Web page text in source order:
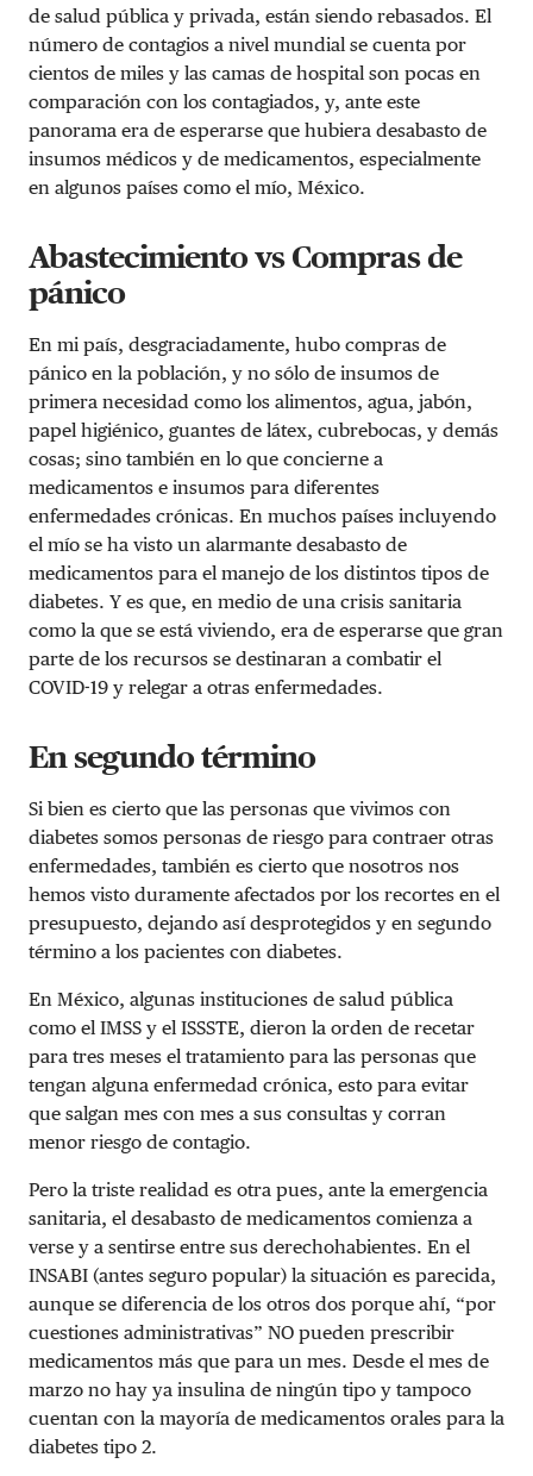
de salud pública y privada, están siendo rebasados. El
número de contagios a nivel mundial se cuenta por
cientos de miles y las camas de hospital son pocas en
comparación con los contagiados, y, ante este
panorama era de esperarse que hubiera desabasto de
insumos médicos y de medicamentos, especialmente
en algunos países como el mío, México.
Abastecimiento vs Compras de
pánico
En mi país, desgraciadamente, hubo compras de
pánico en la población, y no sólo de insumos de
primera necesidad como los alimentos, agua, jabón,
papel higiénico, guantes de látex, cubrebocas, y demás
cosas; sino también en lo que concierne a
medicamentos e insumos para diferentes
enfermedades crónicas. En muchos países incluyendo
el mío se ha visto un alarmante desabasto de
medicamentos para el manejo de los distintos tipos de
diabetes. Y es que, en medio de una crisis sanitaria
como la que se está viviendo, era de esperarse que gran
parte de los recursos se destinaran a combatir el
COVID-19 y relegar a otras enfermedades.
En segundo término
Si bien es cierto que las personas que vivimos con
diabetes somos personas de riesgo para contraer otras
enfermedades, también es cierto que nosotros nos
hemos visto duramente afectados por los recortes en el
presupuesto, dejando así desprotegidos y en segundo
término a los pacientes con diabetes.
En México, algunas instituciones de salud pública
como el IMSS y el ISSSTE, dieron la orden de recetar
para tres meses el tratamiento para las personas que
tengan alguna enfermedad crónica, esto para evitar
que salgan mes con mes a sus consultas y corran
menor riesgo de contagio.
Pero la triste realidad es otra pues, ante la emergencia
sanitaria, el desabasto de medicamentos comienza a
verse y a sentirse entre sus derechohabientes. En el
INSABI (antes seguro popular) la situación es parecida,
aunque se diferencia de los otros dos porque ahí, “por
cuestiones administrativas” NO pueden prescribir
medicamentos más que para un mes. Desde el mes de
marzo no hay ya insulina de ningún tipo y tampoco
cuentan con la mayoría de medicamentos orales para la
diabetes tipo 2.